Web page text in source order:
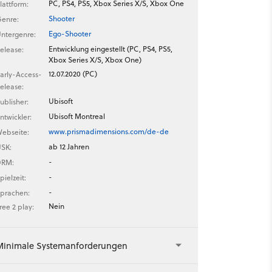
PC, PS4, PS5, Xbox Series X/S, Xbox One
Shooter
Ego-Shooter
Entwicklung eingestellt (PC, PS4, PS5,
Xbox Series X/S, Xbox One)
Access-
12.07.2020 (PC)
Ubisoft
Ubisoft Montreal
www.prismadimensions.com/de-de
ab 12 Jahren
-
-
-
2 play:
Nein
Systemanforderungen